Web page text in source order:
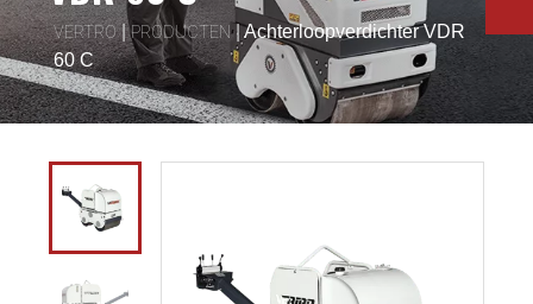
VERTRO|PRODUCTEN|Achterloopverdichter VDR
60 C